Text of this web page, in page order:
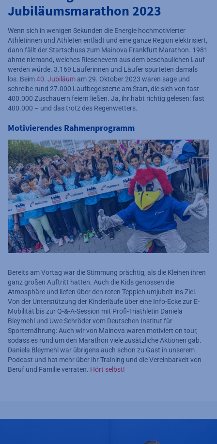
Jubiläumsmarathon 2023
Wenn sich in wenigen Sekunden die Energie hochmotivierter
Athletinnen und Athleten entlädt und eine ganze Region elektrisiert,
dann fällt der Startschuss zum Mainova Frankfurt Marathon. 1981
ahnte niemand, welches Riesenevent aus dem beschaulichen Lauf
werden würde. 3.169 Läuferinnen und Läufer spurteten damals
los. Beim40. Jubiläum am 29. Oktober 2023 waren sage und
schreibe rund 27.000 Laufbegeisterte am Start, die sich von fast
400.000 Zuschauern feiern ließen. Ja, ihr habt richtig gelesen: fast
400.000 – und das trotz des Regenwetters.
Motivierendes Rahmenprogramm
Bereits am Vortag war die Stimmung prächtig, als die Kleinen ihren
ganz großen Auftritt hatten. Auch die Kids genossen die
Atmosphäre und liefen über den roten Teppich umjubelt ins Ziel.
Von der Unterstützung der Kinderläufe über eine Info-Ecke zur E-
Mobilität bis zur Q-&-A-Session mit Profi-Triathletin Daniela
Bleymehl und Uwe Schröder vom Deutschen Institut für
Sporternährung: Auch wir von Mainova waren motiviert on tour,
sodass es rund um den Marathon viele zusätzliche Aktionen gab.
Daniela Bleymehl war übrigens auch schon zu Gast in unserem
Podcast und hat mehr über ihr Training und die Vereinbarkeit von
Beruf und Familie verraten. Hört selbst!